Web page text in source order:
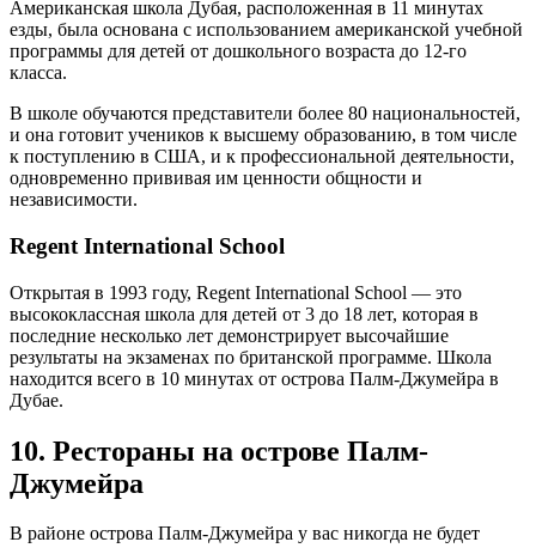
Американская школа Дубая, расположенная в 11 минутах
езды, была основана с использованием американской учебной
программы для детей от дошкольного возраста до 12-го
класса.
В школе обучаются представители более 80 национальностей,
и она готовит учеников к высшему образованию, в том числе
к поступлению в США, и к профессиональной деятельности,
одновременно прививая им ценности общности и
независимости.
Regent International School
Открытая в 1993 году, Regent International School — это
высококлассная школа для детей от 3 до 18 лет, которая в
последние несколько лет демонстрирует высочайшие
результаты на экзаменах по британской программе. Школа
находится всего в 10 минутах от острова Палм-Джумейра в
Дубае.
10. Рестораны на острове Палм-
Джумейра
В районе острова Палм-Джумейра у вас никогда не будет